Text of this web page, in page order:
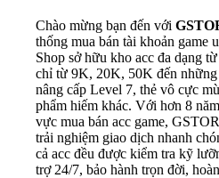
Chào mừng bạn đến với
thống mua bán tài khoản game
Shop sở hữu kho acc đa dạng
chỉ từ 9K, 20K, 50K đến
nâng cấp Level 7, thẻ vô cực
phẩm hiếm khác. Với hơn 8
vực mua bán acc game,
trải nghiệm giao dịch nhanh
cả acc đều được kiểm tra kỹ
trợ 24/7, bảo hành trọn đời,